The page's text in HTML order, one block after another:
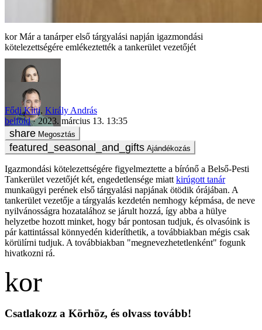
Már a tanárper első tárgyalási napján igazmondási
kötelezettségére emlékeztették a tankerület vezetőjét
Fődi Kitti, Király András
belföld
2023. március 13. 13:35
Megosztás
Ajándékozás
Igazmondási kötelezettségére figyelmeztette a bírónő a Belső-Pesti
Tankerület vezetőjét két, engedetlensége miattkirúgott tanár
munkaügyi perének első tárgyalási napjának ötödik órájában. A
tankerület vezetője a tárgyalás kezdetén nemhogy képmása, de neve
nyilvánosságra hozatalához se járult hozzá, így abba a hülye
helyzetbe hozott minket, hogy bár pontosan tudjuk, és olvasóink is
pár kattintással könnyedén kideríthetik, a továbbiakban mégis csak
körülírni tudjuk. A továbbiakban "megnevezhetetlenként" fogunk
hivatkozni rá.
Csatlakozz a Körhöz, és olvass tovább!